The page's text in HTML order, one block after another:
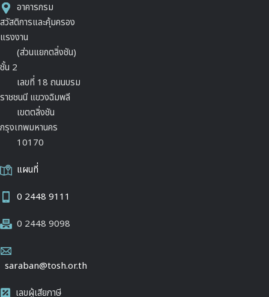
อาคารกรม
สวัสดิการและคุ้มครอง
แรงงาน
(ส่วนแยกตลิ่งชัน)
ชั้น 2
เลขที่ 18 ถนนบรม
ราชชนนี แขวงฉิมพลี
เขตตลิ่งชัน
กรุงเทพมหานคร
10170
แผนที่
0 2448 9111
0 2448 9098
saraban@tosh.or.th
เลขผู้เสียภาษี